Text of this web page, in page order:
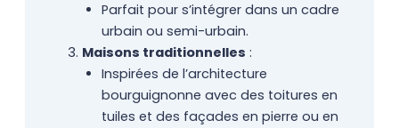
Parfait pour s’intégrer dans un cadre
urbain ou semi-urbain.
Maisons traditionnelles :
Inspirées de l’architecture
bourguignonne avec des toitures en
tuiles et des façades en pierre ou en